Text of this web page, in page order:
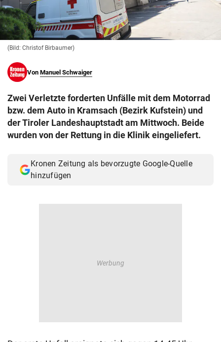
© Krone Multimedia GmbH & Co KG 2026
Muthgasse 2, 1190 Wien
(Bild: Christof Birbaumer)
Von Manuel Schwaiger
Zwei Verletzte forderten Unfälle mit dem Motorrad
bzw. dem Auto in Kramsach (Bezirk Kufstein) und
der Tiroler Landeshauptstadt am Mittwoch. Beide
wurden von der Rettung in die Klinik eingeliefert.
Kronen Zeitung als bevorzugte Google-Quelle
hinzufügen